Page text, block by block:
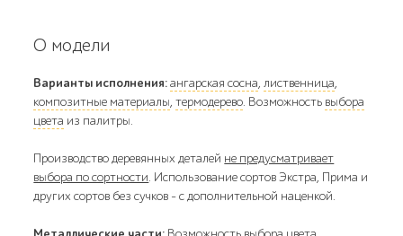
О модели
Варианты исполнения:ангарская сосна,лиственница,
композитные материалы,термодерево. Возможность выбора
цвета из палитры.
Производство деревянных деталей не предусматривает
выбора по сортности. Использование сортов Экстра, Прима и
других сортов без сучков - с дополнительной наценкой.